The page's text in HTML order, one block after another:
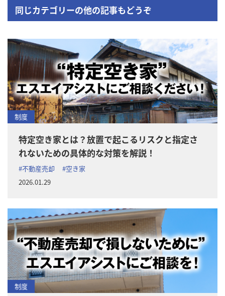
同じカテゴリーの他の記事もどうぞ
制度
特定空き家とは？放置で起こるリスクと指定さ
れないための具体的な対策を解説！
#不動産売却
#空き家
2026.01.29
制度